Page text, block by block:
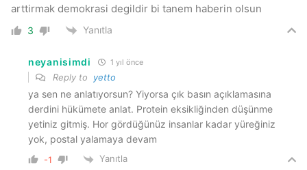
arttirmak demokrasi degildir bi tanem haberin olsun
3 Yanıtla
neyanisimdi 1 yıl önce
Reply to yetto
ya sen ne anlatıyorsun? Yiyorsa çık basın açıklamasına
derdini hükümete anlat. Protein eksikliğinden düşünme
yetiniz gitmiş. Hor gördüğünüz insanlar kadar yüreğiniz
yok, postal yalamaya devam
-1 Yanıtla